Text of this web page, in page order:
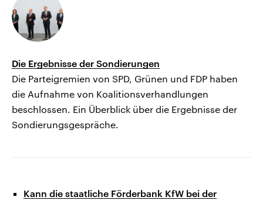
Die Ergebnisse der Sondierungen
Die Parteigremien von SPD, Grünen und FDP haben
die Aufnahme von Koalitionsverhandlungen
beschlossen. Ein Überblick über die Ergebnisse der
Sondierungsgespräche.
Kann die staatliche Förderbank KfW bei der